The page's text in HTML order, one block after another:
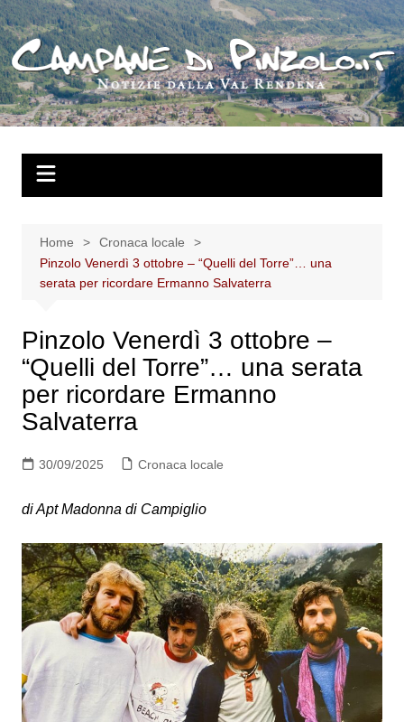
Salta
al
contenuto
Home
Cronaca locale
Pinzolo Venerdì 3 ottobre – “Quelli del Torre”… una
serata per ricordare Ermanno Salvaterra
Pinzolo Venerdì 3 ottobre –
“Quelli del Torre”… una serata
per ricordare Ermanno
Salvaterra
30/09/2025 Cronaca locale
di Apt Madonna di Campiglio